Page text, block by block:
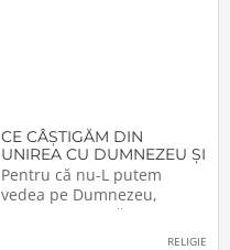
CE CÂŞTIGĂM DIN
UNIREA CU DUMNEZEU ŞI
CU FRAŢII (V)
Pentru că nu-L putem
vedea pe Dumnezeu,
aceasta nu ne răpeşte
libertatea şi dreptul de a-L
RELIGIE